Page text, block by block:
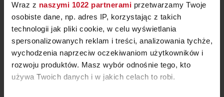
Wraz z naszymi 1022 partnerami przetwarzamy Twoje
osobiste dane, np. adres IP, korzystając z takich
technologii jak pliki cookie, w celu wyświetlania
spersonalizowanych reklam i treści, analizowania tychże,
wychodzenia naprzeciw oczekiwaniom użytkowników i
rozwoju produktów. Masz wybór odnośnie tego, kto
używa Twoich danych i w jakich celach to robi.